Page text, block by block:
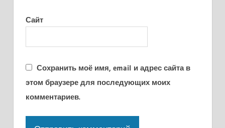
Сайт
Сохранить моё имя, email и адрес сайта в
этом браузере для последующих моих
комментариев.